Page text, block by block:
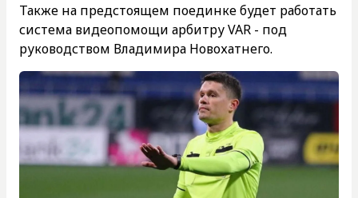
Также на предстоящем поединке будет работать
система видеопомощи арбитру VAR - под
руководством Владимира Новохатнего.